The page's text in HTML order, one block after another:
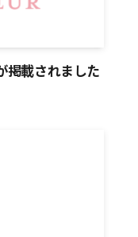
掲載されました